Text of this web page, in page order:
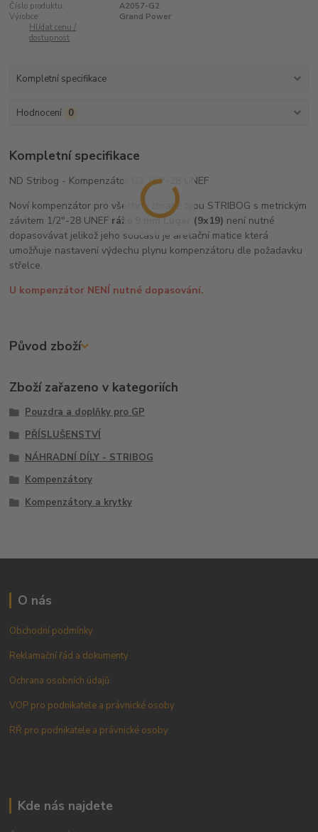
Číslo produktu:
A2057-G2
Výrobce:
Grand Power
Hlídat cenu /
dostupnost
Kompletní specifikace
Hodnocení 0
Kompletní specifikace
ND Stribog - Kompenzátor G2 1/2"-28 UNEF
Noví kompenzátor pro všechny zbraně typu STRIBOG s metrickým
závitem 1/2"-28 UNEF ráže 9 mm Luger (9x19) není nutné
dopasovávat jelikož jeho součástí je aretační matice která
umožňuje nastavení výdechu plynu kompenzátoru dle požadavku
střelce.
U kompenzátor NENÍ nutné dopasování.
Původ zboží
Zboží zařazeno v kategoriích
Pouzdra a doplňky pro GP
PŘÍSLUŠENSTVÍ
NÁHRADNÍ DÍLY - STRIBOG
Kompenzátory
Kompenzátory a krytky
O nás
Obchodní podmínky
Reklamační řád a dokumenty
Ochrana osobních údajů
VOP pro podnikatele a právnické osoby
RŘ pro podnikatele a právnické osoby
Kde nás najdete